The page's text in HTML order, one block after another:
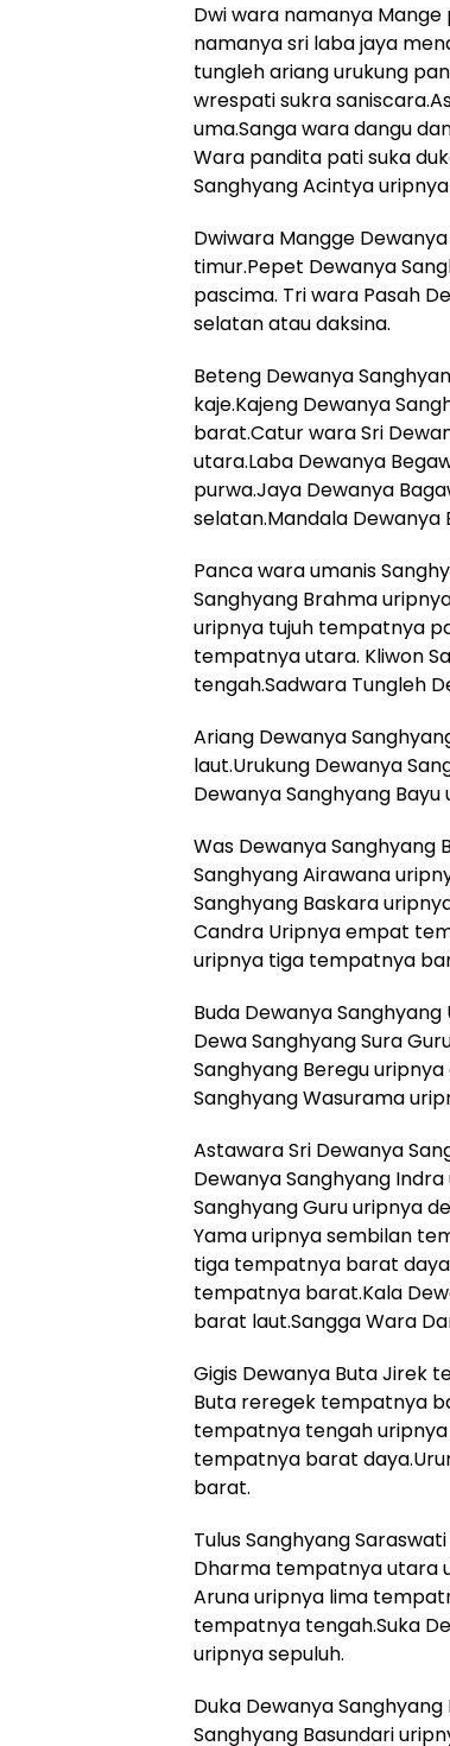
Dwi wara namanya
namanya sri laba jaya
tungleh ariang urukung
wrespati sukra
uma.Sanga wara dangu
Wara pandita pati suka
Sanghyang Acintya
Dwiwara Mangge
timur.Pepet Dewanya
pascima. Tri wara Pasah
selatan atau daksina.
Beteng Dewanya
kaje.Kajeng Dewanya
barat.Catur wara Sri
utara.Laba Dewanya
purwa.Jaya Dewanya
selatan.Mandala
Panca wara umanis
Sanghyang Brahma
uripnya tujuh tempatnya
tempatnya utara. Kliwon
tengah.Sadwara Tungleh
Ariang Dewanya
laut.Urukung Dewanya
Dewanya Sanghyang
Was Dewanya
Sanghyang Airawana
Sanghyang Baskara
Candra Uripnya empat
uripnya tiga tempatnya
Buda Dewanya
Dewa Sanghyang Sura
Sanghyang Beregu
Sanghyang Wasurama
Astawara Sri Dewanya
Dewanya Sanghyang
Sanghyang Guru uripnya
Yama uripnya sembilan
tiga tempatnya barat
tempatnya barat.Kala
barat laut.Sangga Wara
Gigis Dewanya Buta Jirek
Buta reregek tempatnya
tempatnya tengah
tempatnya barat
barat.
Tulus Sanghyang
Dharma tempatnya utara
Aruna uripnya lima
tempatnya tengah.Suka
uripnya sepuluh.
Duka Dewanya
Sanghyang Basundari